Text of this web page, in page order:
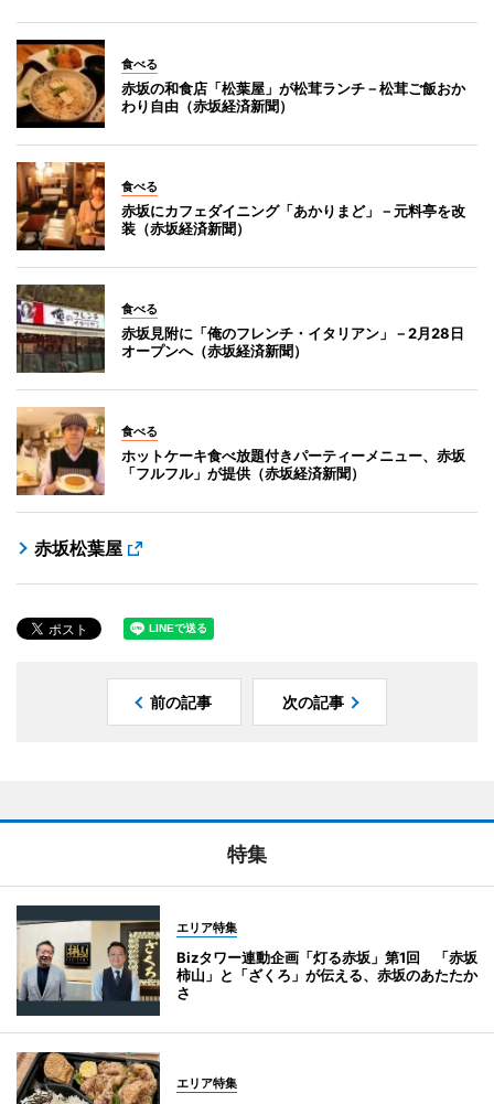
食べる
赤坂の和食店「松葉屋」が松茸ランチ－松茸ご飯おか
わり自由（赤坂経済新聞）
食べる
赤坂にカフェダイニング「あかりまど」－元料亭を改
装（赤坂経済新聞）
食べる
赤坂見附に「俺のフレンチ・イタリアン」－2月28日
オープンへ（赤坂経済新聞）
食べる
ホットケーキ食べ放題付きパーティーメニュー、赤坂
「フルフル」が提供（赤坂経済新聞）
赤坂松葉屋
前の記事 次の記事
特集
エリア特集
Bizタワー連動企画「灯る赤坂」第1回 「赤坂
柿山」と「ざくろ」が伝える、赤坂のあたたか
さ
エリア特集